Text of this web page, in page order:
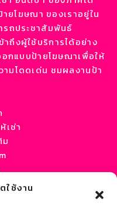
ใช้งาน
ยโฆษณา ของเราอยู่ใน
รถประชาสัมพันธ์
ถึงผู้ใช้บริการได้อย่าง
กแบบป้ายโฆษณาเพื่อให้
มโดดเด่น ชมผลงานป้า
เช่า
าว